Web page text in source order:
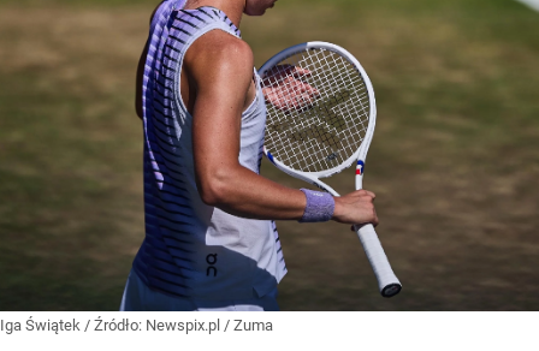
Iga Świątek / Źródło: Newspix.pl / Zuma